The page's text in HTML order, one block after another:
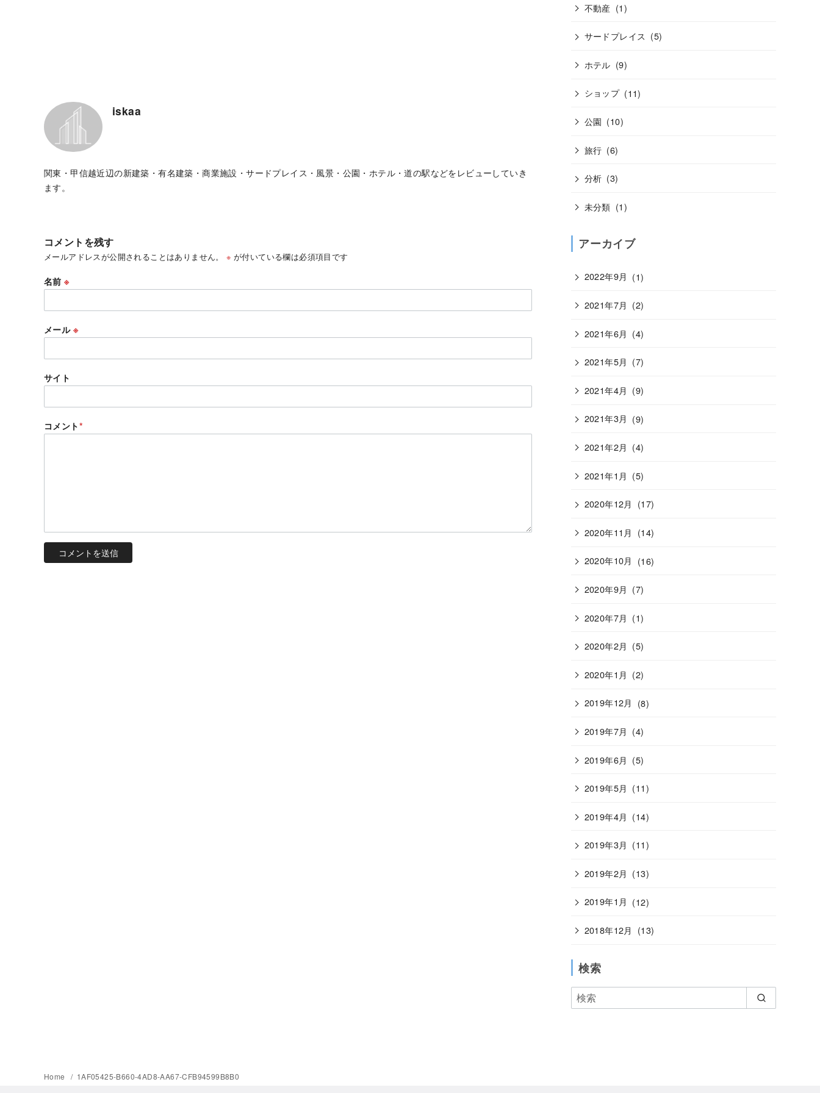
iskaa
関東・甲信越近辺の新建築・有名建築・商業施設・サードプレイス・風景・公園・ホテル・道の駅などをレビューしていき
ます。
コメントを残す
メールアドレスが公開されることはありません。 ※ が付いている欄は必須項目です
名前※
メール ※
サイト
コメント*
不動産 (1)
サードプレイス (5)
ホテル (9)
ショップ (11)
公園 (10)
旅行 (6)
分析 (3)
未分類 (1)
アーカイブ
2022年9月 (1)
2021年7月 (2)
2021年6月 (4)
2021年5月 (7)
2021年4月 (9)
2021年3月 (9)
2021年2月 (4)
2021年1月 (5)
2020年12月 (17)
2020年11月 (14)
2020年10月 (16)
2020年9月 (7)
2020年7月 (1)
2020年2月 (5)
2020年1月 (2)
2019年12月 (8)
2019年7月 (4)
2019年6月 (5)
2019年5月 (11)
2019年4月 (14)
2019年3月 (11)
2019年2月 (13)
2019年1月 (12)
2018年12月 (13)
検索
Home 1AF05425-B660-4AD8-AA67-CFB94599B8B0